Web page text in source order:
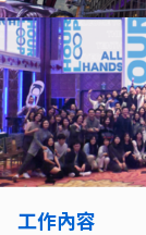
工作內容